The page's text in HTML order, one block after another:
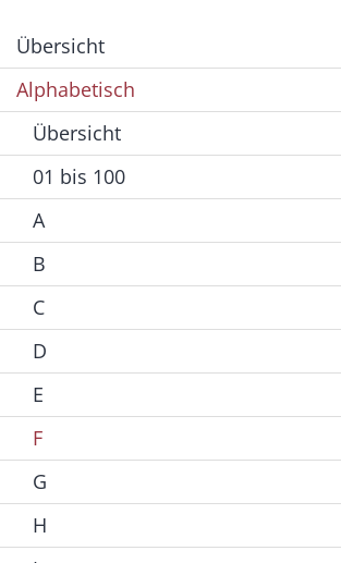
Übersicht
Alphabetisch
Übersicht
01 bis 100
A
B
C
D
E
F
G
H